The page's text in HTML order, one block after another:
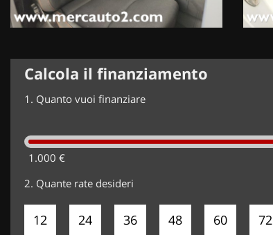
Calcola il finanziamento
1. Quanto vuoi finanziare
1.000 €
2. Quante rate desideri
12 24 36 48 60 72